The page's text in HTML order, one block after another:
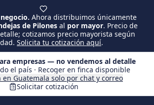
Ahora distribuimos únicamente
de Pilonesal por mayor. Precio de
cotizamos precio mayorista según
Solicita tu cotización aquí.
empresas — no vendemos al detalle
el país · Recoger en finca disponible
en Guatemala solo por chat y correo
Solicitar cotización